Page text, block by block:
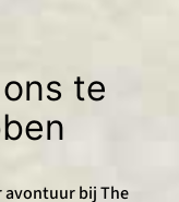
te
avontuur bij The